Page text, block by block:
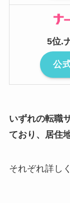
5位.
公
いずれの転職
ており、居住
それぞれ詳し